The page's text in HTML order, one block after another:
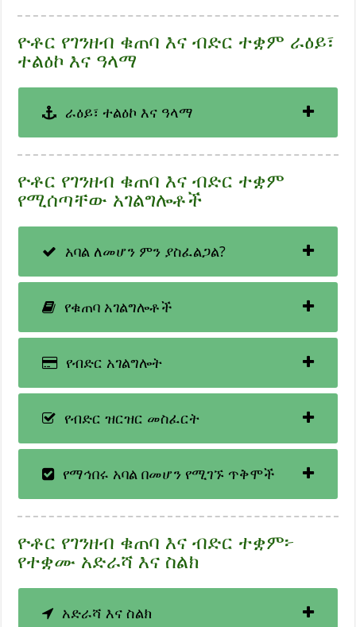
ዮቶር የገንዘብ ቁጠባ እና ብድር ተቋም ራዕይ፣
ተልዕኮ እና ዓላማ
ራዕይ፣ ተልዕኮ እና ዓላማ
ዮቶር የገንዘብ ቁጠባ እና ብድር ተቋም
የሚሰጣቸው አገልግሎቶች
አባል ለመሆን ምን ያስፈልጋል?
የቁጠባ አገልግሎቶች
የብድር አገልግሎት
የብድር ዝርዝር መስፈርት
የማኅበሩ አባል በመሆን የሚገኙ ጥቅሞች
ዮቶር የገንዘብ ቁጠባ እና ብድር ተቋም፦
የተቋሙ አድራሻ እና ስልክ
አድራሻ እና ስልክ